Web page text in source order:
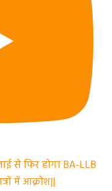
से फिर होगा BA-LLB
में आक्रोश||